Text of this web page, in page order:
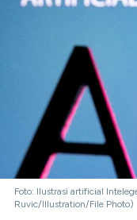
Foto: Ilustrasi artificial
Ruvic/Illustration/File Photo)